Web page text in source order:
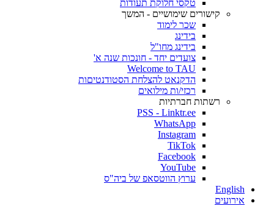
טקסי חלוקת תעודות
קישורים שימושיים - המשך
שכר לימוד
בידינג
בידינג מחו"ל
צועדים יחד - חונכות שנה א'
Welcome to TAU
הדקנאט להצלחת הסטודנטיםות
רכזי/ות מילואים
רשתות חברתיות
PSS - Linktr.ee
WhatsApp
Instagram
TikTok
Facebook
YouTube
ערוץ הווטסאפ של ביה"ס
English
אירועים